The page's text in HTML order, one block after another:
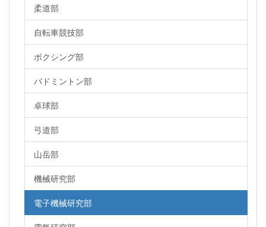
柔道部
自転車競技部
ボクシング部
バドミントン部
卓球部
弓道部
山岳部
機械研究部
電子機械研究部